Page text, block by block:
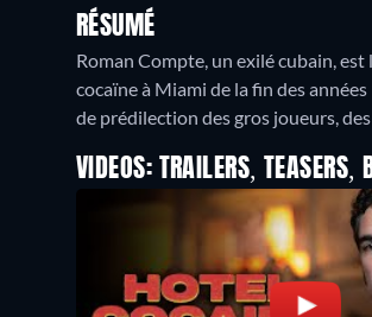
RÉSUMÉ
Roman Compte, un exilé cubain,
cocaïne à Miami de la fin des
de prédilection des gros joueurs,
VIDEOS: TRAILERS, TEASERS,